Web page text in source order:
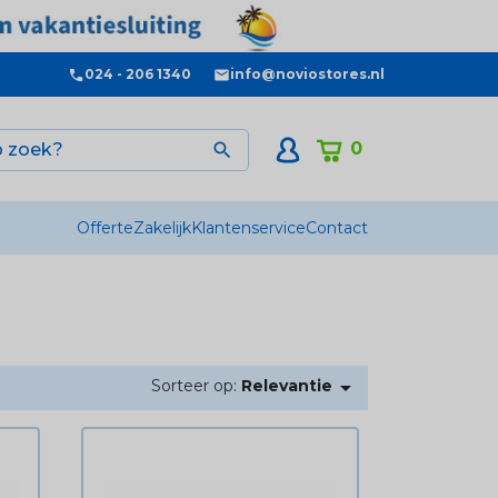
024 - 206 1340 info@noviostores.nl
0

OfferteZakelijkKlantenserviceContact
Sorteer op: Relevantie 